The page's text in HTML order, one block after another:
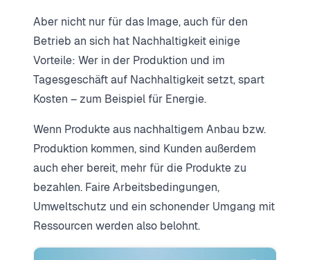
Aber nicht nur für das Image, auch für den
Betrieb an sich hat Nachhaltigkeit einige
Vorteile: Wer in der Produktion und im
Tagesgeschäft auf Nachhaltigkeit setzt, spart
Kosten – zum Beispiel für Energie.
Wenn Produkte aus nachhaltigem Anbau bzw.
Produktion kommen, sind Kunden außerdem
auch eher bereit, mehr für die Produkte zu
bezahlen. Faire Arbeitsbedingungen,
Umweltschutz und ein schonender Umgang mit
Ressourcen werden also belohnt.